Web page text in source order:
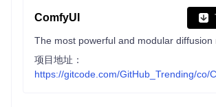
ComfyUI
项目地址：
https://gitcode.com/GitHub_Trending/co/